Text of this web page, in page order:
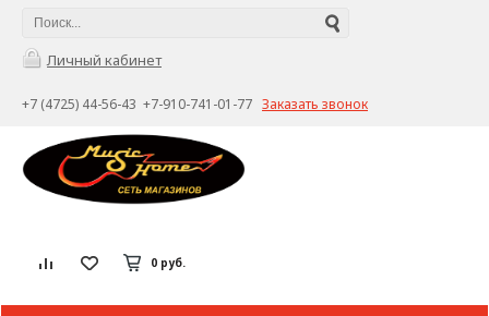
Личный кабинет
+7 (4725) 44-56-43 +7-910-741-01-77 Заказать звонок
0 руб.